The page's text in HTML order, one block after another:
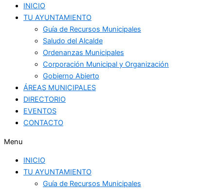
INICIO
TU AYUNTAMIENTO
Guía de Recursos Municipales
Saludo del Alcalde
Ordenanzas Municipales
Corporación Municipal y Organización
Gobierno Abierto
ÁREAS MUNICIPALES
DIRECTORIO
EVENTOS
CONTACTO
Menu
INICIO
TU AYUNTAMIENTO
Guía de Recursos Municipales